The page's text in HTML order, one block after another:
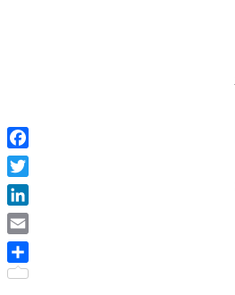
Facebook
Twitter
LinkedIn
Email
Partager